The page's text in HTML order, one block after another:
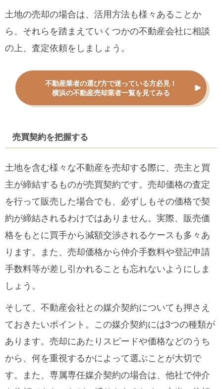
土地の売却の場合は、活用方法も様々あることか
ら、それらを踏まえていくつかの不動産会社に相談
の上、査定依頼をしましょう。
不動産業者の選び方で迷っている方必見！
横浜の不動産売却業者一覧を見てみる
売買契約を把握する
土地を含む様々な不動産を売却する際に、売主と買
主が締結するものが売買契約です。売却価格の査定
を行って販売した場合でも、必ずしもその価格で契
約が締結されるわけではありません。実際、販売価
格をもとに買手から減額交渉されるケースも多々あ
ります。また、売却価格から仲介手数料や登記申請
手数料等が差し引かれることも忘れないようにしま
しょう。
そして、不動産会社との媒介契約についても押さえ
ておきたいポイント。この媒介契約には3つの種類が
あります。売却にあたりスピードや価格などのうち
から、何を重視するかによって選ぶことが大切で
す。また、専属専任媒介契約の場合は、他社で仲介